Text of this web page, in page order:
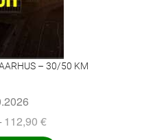
– 30/50 KM
112,90 €